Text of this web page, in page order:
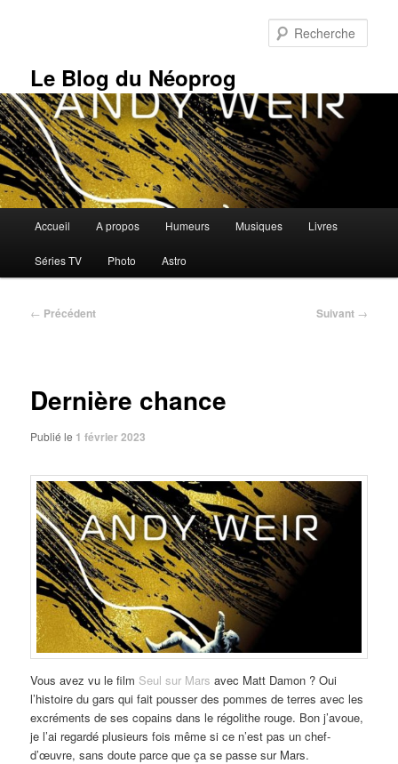
Le Blog du Néoprog
principal
Accueil A propos Humeurs Musiques Livres
Séries TV Photo Astro
Navigation
← Précédent Suivant →
Dernière chance
Publié le 1 février 2023
Vous avez vu le film Seul sur Mars avec Matt Damon ? Oui
l’histoire du gars qui fait pousser des pommes de terres avec les
excréments de ses copains dans le régolithe rouge. Bon j’avoue,
je l’ai regardé plusieurs fois même si ce n’est pas un chef-
d’œuvre, sans doute parce que ça se passe sur Mars.